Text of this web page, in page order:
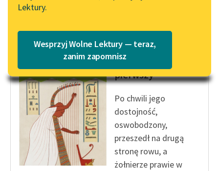
Lektury szkolne i klasyka
literatury do słuchania dla
uczennic i uczniów z
niepełnosprawnościami
E-kolekcja lektur
szkolnych i literatury do
słuchania dla uczennic i
uczniów z
niepełnosprawnościami
Katalog w formacie PDF
Lektury.
Wesprzyj Wolne Lektury — teraz,
zanim zapomnisz
Bolesław Prus
Faraon, tom
pierwszy
Po chwili jego
dostojność,
oswobodzony,
przeszedł na drugą
stronę rowu, a
żołnierze prawie w